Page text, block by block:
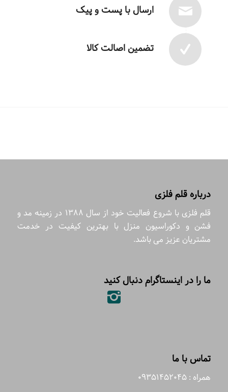
ارسال با پست و پیک
تضمین اصالت کالا
درباره قلم فلزی
قلم فلزی با شروع فعالیت خود از سال 1388 در زمینه مد و
فشن و دکوراسیون منزل با بهترین کیفیت در خدمت
مشتریان عزیز می باشد.
ما را در اینستاگرام دنبال کنید
تماس با ما
همراه : 09351452045